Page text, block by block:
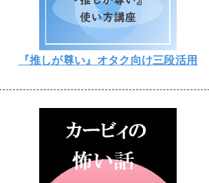
『推しが尊い』オタク向け三段活用